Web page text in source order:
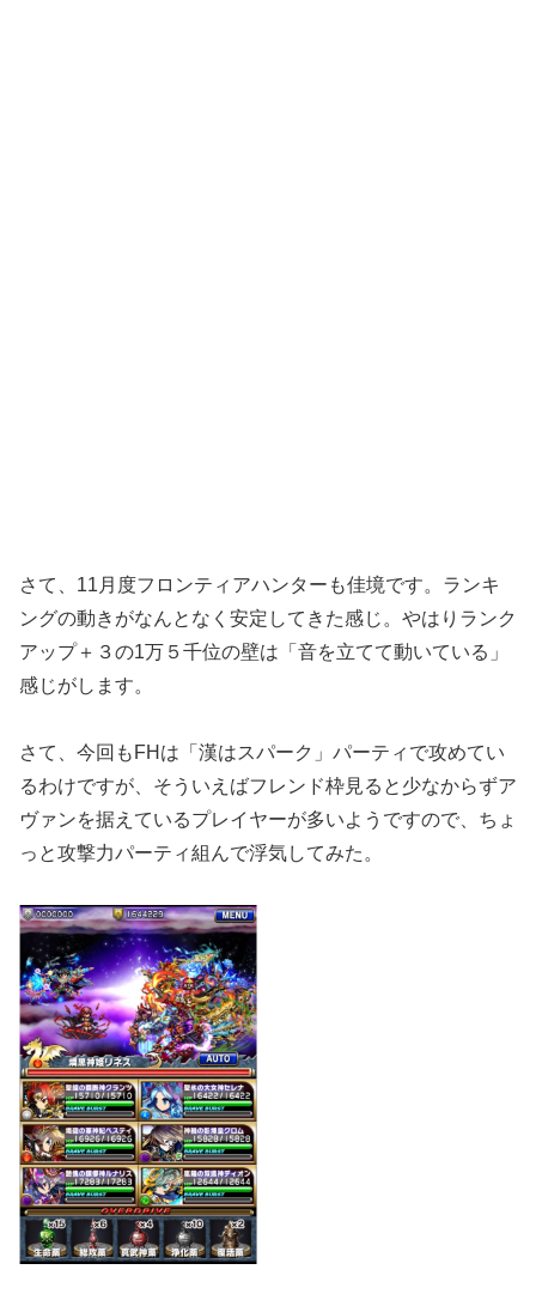
さて、11月度フロンティアハンターも佳境です。ランキ
ングの動きがなんとなく安定してきた感じ。やはりランク
アップ＋３の1万５千位の壁は「音を立てて動いている」
感じがします。
さて、今回もFHは「漢はスパーク」パーティで攻めてい
るわけですが、そういえばフレンド枠見ると少なからずア
ヴァンを据えているプレイヤーが多いようですので、ちょ
っと攻撃力パーティ組んで浮気してみた。